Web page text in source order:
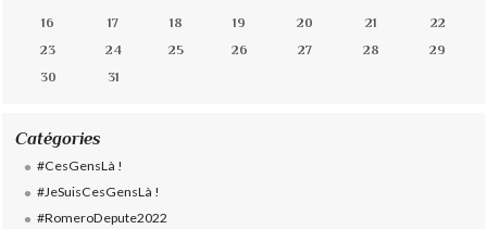
16
17 18 19 20 21
22
23
24 25 26 27 28
29
30
31
Catégories
#CesGensLà !
#JeSuisCesGensLà !
#RomeroDepute2022